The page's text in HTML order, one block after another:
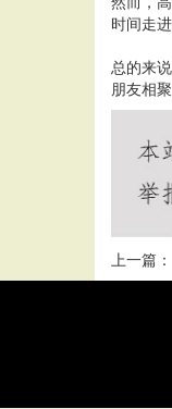
时间走
总的来
朋友相
上一篇：